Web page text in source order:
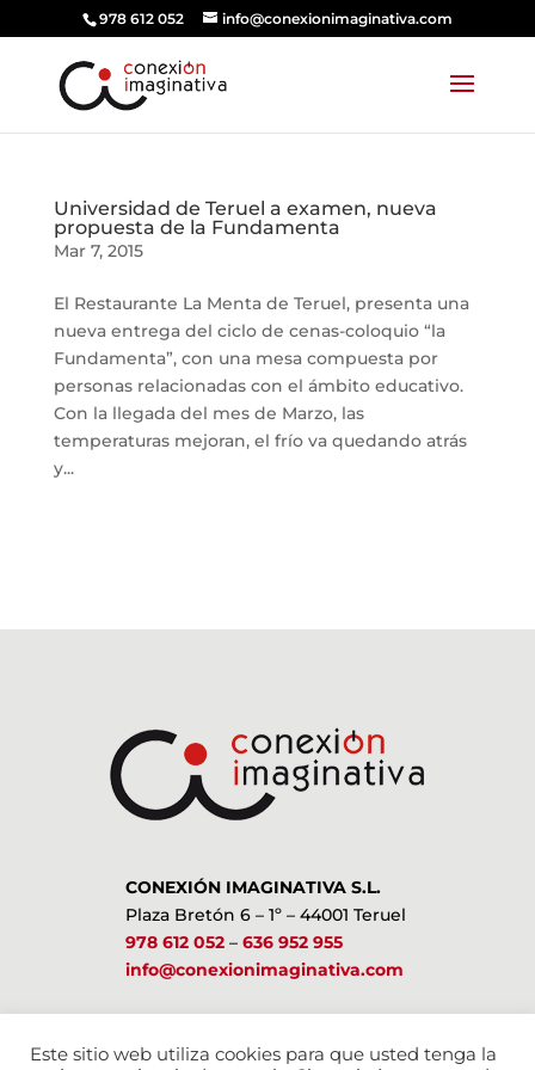
978 612 052 info@conexionimaginativa.com
Universidad de Teruel a examen, nueva
propuesta de la Fundamenta
Mar 7, 2015
El Restaurante La Menta de Teruel, presenta una
nueva entrega del ciclo de cenas-coloquio “la
Fundamenta”, con una mesa compuesta por
personas relacionadas con el ámbito educativo.
Con la llegada del mes de Marzo, las
temperaturas mejoran, el frío va quedando atrás
y...
CONEXIÓN IMAGINATIVA S.L.
Plaza Bretón 6 – 1º – 44001 Teruel
978 612 052– 636 952 955
info@conexionimaginativa.com
Este sitio web utiliza cookies para que usted tenga la